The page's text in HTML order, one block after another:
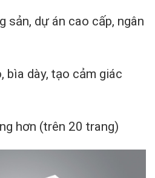
sản, dự án cao cấp, ngân
bìa dày, tạo cảm giác
hơn (trên 20 trang)